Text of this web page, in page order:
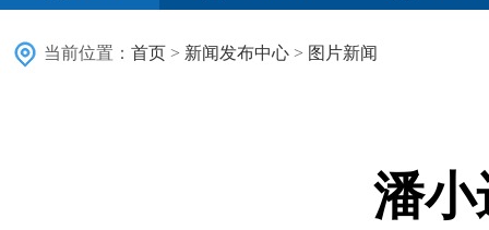
当前位置： 首页 > 新闻发布中心 > 图片新闻
潘小